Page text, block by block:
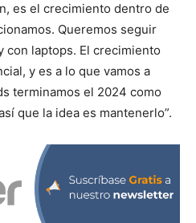
es el crecimiento dentro de
Queremos seguir
laptops. El crecimiento
y es a lo que vamos a
terminamos el 2024 como
que la idea es mantenerlo”.